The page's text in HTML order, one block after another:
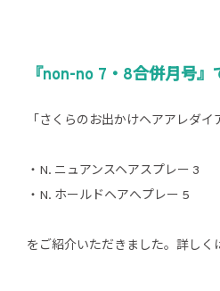
『non-no 7・8合併月号
「さくらのお出かけヘアアレダイ
・N. ニュアンスヘアスプレー 3
・N. ホールドヘアへプレー 5
をご紹介いただきました。詳しく